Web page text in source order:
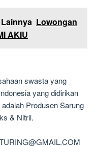
Lowongan
AKIU
swasta yang
yang didirikan
Produsen Sarung
& Nitril.